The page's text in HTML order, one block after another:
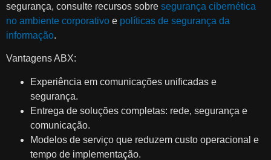
segurança, consulte recursos sobre segurança cibernética
no ambiente corporativo e políticas de segurança da
informação.
Vantagens ABX:
Experiência em comunicações unificadas e
segurança.
Entrega de soluções completas: rede, segurança e
comunicação.
Modelos de serviço que reduzem custo operacional e
tempo de implementação.